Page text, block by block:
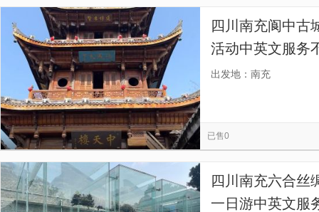
模
6
键
浏
览
信
息
西山风景区 南充三国乐园
阆中古城游船 南门坝生态公园-清晖阁 西山风景区-南充
阆中文庙 阆中古城-浮桥
四川南充阆中市非遗手工体验馆
三星堆博物馆 红原—若尔盖大草原
叠溪松坪沟景区 猫鼻梁 九寨沟风景区
南充本地玩乐 阆苑传奇 天宫院
八尔湖旅游度假区 凤仪湾中法农业科技园 凌云山风景区
四川南充阆中古
活动中英文服务
访元帅故里，登
出发地：南充
已售0
四川南充六合丝
一日游中英文服